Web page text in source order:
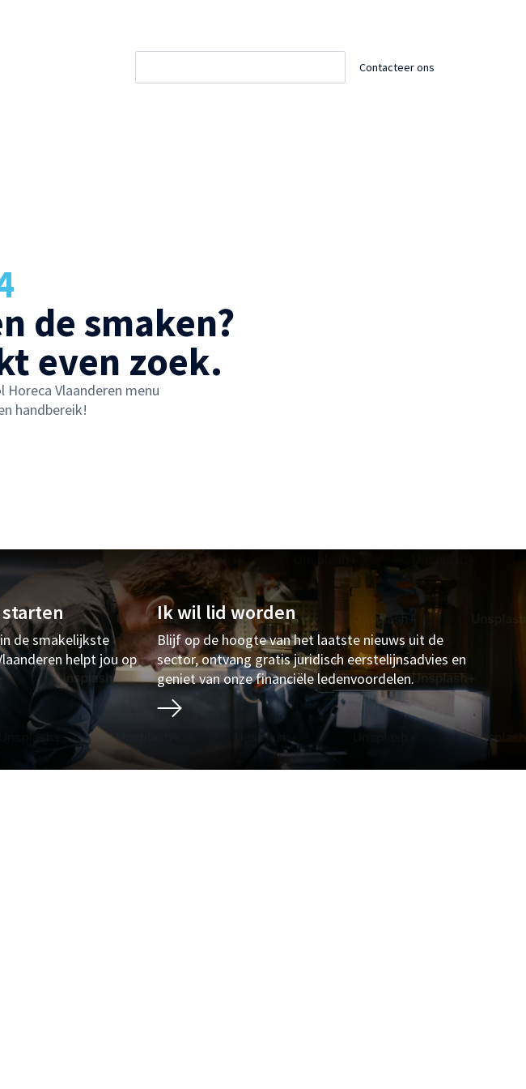
Contacteer ons
de smaken?
even zoek.
Horeca Vlaanderen menu
handbereik!
starten
de smakelijkste
helpt jou op
Ik wil lid worden
Blijf op de hoogte van het laatste nieuws uit de
sector, ontvang gratis juridisch eerstelijnsadvies en
geniet van onze financiële ledenvoordelen.